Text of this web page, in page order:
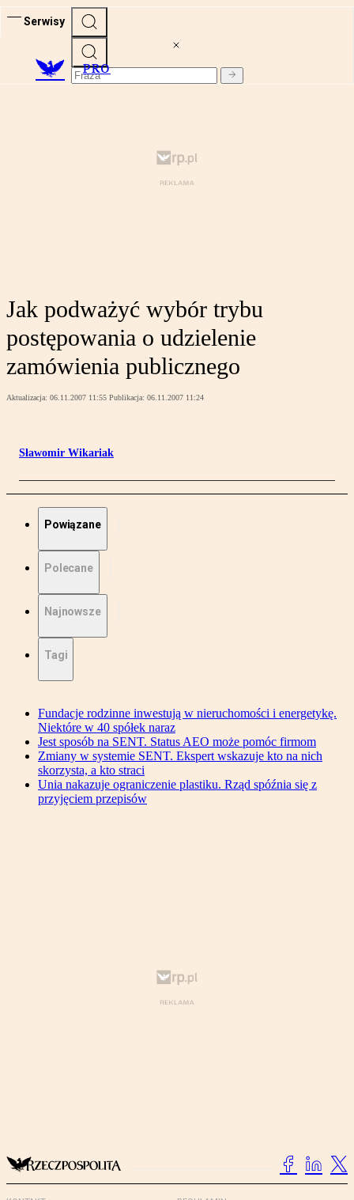
Serwisy
PRO
Jak podważyć wybór trybu
postępowania o udzielenie
zamówienia publicznego
Aktualizacja: 06.11.2007 11:55 Publikacja: 06.11.2007 11:24
Sławomir Wikariak
Powiązane
Polecane
Najnowsze
Tagi
Fundacje rodzinne inwestują w nieruchomości i energetykę.
Niektóre w 40 spółek naraz
Jest sposób na SENT. Status AEO może pomóc firmom
Zmiany w systemie SENT. Ekspert wskazuje kto na nich
skorzysta, a kto straci
Unia nakazuje ograniczenie plastiku. Rząd spóźnia się z
przyjęciem przepisów